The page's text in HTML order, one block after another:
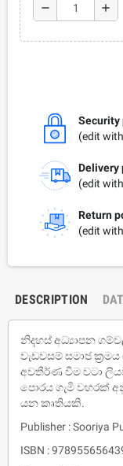
remove add
Security
(edit
Delivery
(edit
Return
(edit
DESCRIPTION
නිදහස් අධ්‍යාපන
වැඩවසම් සමාජ
අවතීර්ණ වීම වටා
පොරය ගැමි වහරක්
යන කෘතියකි.
Publisher : Sooriya
ISBN :